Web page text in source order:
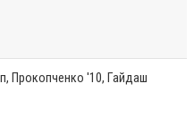
Прокопченко '10, Гайдаш